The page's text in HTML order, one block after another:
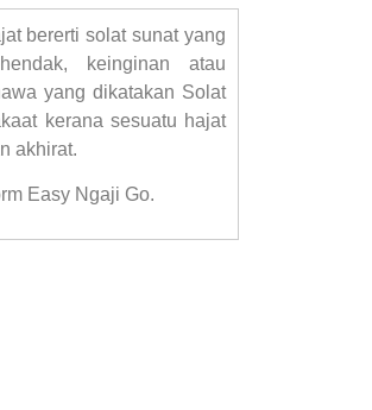
bererti solat sunat yang
keinginan atau
yang dikatakan Solat
kerana sesuatu hajat
akhirat.
Easy Ngaji Go.